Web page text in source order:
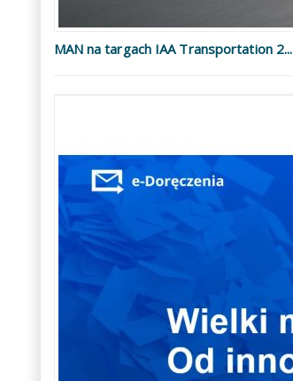
MAN na targach IAA Transportation 2...